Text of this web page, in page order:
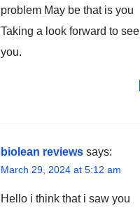
problem May be that is you
Taking a look forward to see
you.
biolean reviews says:
March 29, 2024 at 5:12 am
Hello i think that i saw you